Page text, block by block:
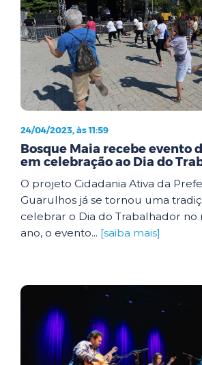
24/04/2023, às 11:59
Bosque Maia recebe evento
em celebração ao Dia do
O projeto Cidadania Ativa da
Guarulhos já se tornou uma
celebrar o Dia do Trabalhador no
ano, o evento... [saiba mais]